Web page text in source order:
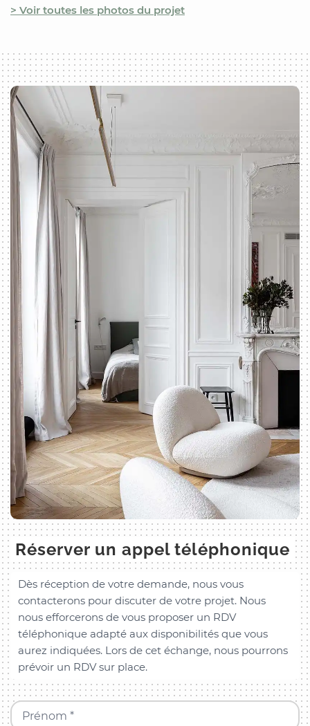
> Voir toutes les photos du projet
Réserver un appel téléphonique
Dès réception de votre demande, nous vous
contacterons pour discuter de votre projet. Nous
nous efforcerons de vous proposer un RDV
téléphonique adapté aux disponibilités que vous
aurez indiquées. Lors de cet échange, nous pourrons
prévoir un RDV sur place.
Prénom *